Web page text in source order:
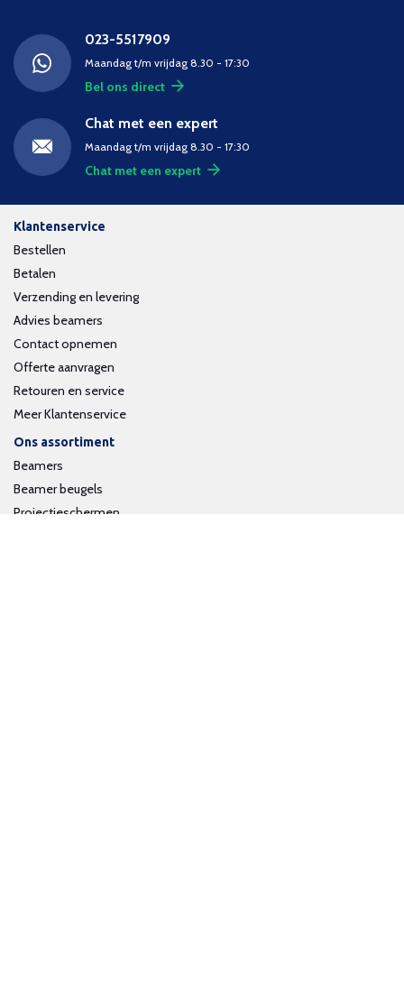
023-5517909
Maandag t/m vrijdag 8.30 - 17:30
Bel ons direct
Chat met een expert
Maandag t/m vrijdag 8.30 - 17:30
Chat met een expert
Klantenservice
Bestellen
Betalen
Verzending en levering
Advies beamers
Contact opnemen
Offerte aanvragen
Retouren en service
Meer Klantenservice
Ons assortiment
Beamers
Beamer beugels
Projectieschermen